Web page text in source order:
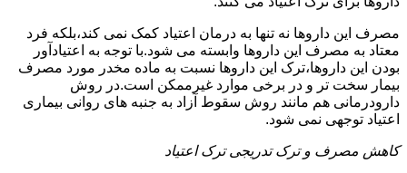
مصرف این داروها نه تنها به درمان اعتیاد کمک نمی کند،بلکه فرد
معتاد به مصرف این داروها وابسته می شود.با توجه به اعتیادآور
بودن این داروها،ترک این داروها نسبت به ماده مخدر مورد مصرف
بیمار سخت تر و در برخی موارد غیرممکن است.در روش
دارودرمانی هم مانند روش سقوط آزاد به جنبه های روانی بیماری
اعتیاد توجهی نمی شود.
کاهش مصرف و ترک تدریجی ترک اعتیاد